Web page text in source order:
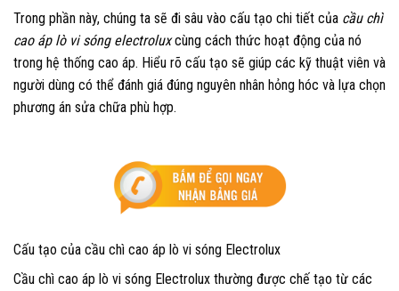
Trong phần này, chúng ta sẽ đi sâu vào cấu tạo chi tiết của cầu chì
cao áp lò vi sóng electroluxcùng cách thức hoạt động của nó
trong hệ thống cao áp. Hiểu rõ cấu tạo sẽ giúp các kỹ thuật viên và
người dùng có thể đánh giá đúng nguyên nhân hỏng hóc và lựa chọn
phương án sửa chữa phù hợp.
Cấu tạo của cầu chì cao áp lò vi sóng Electrolux
Cầu chì cao áp lò vi sóng Electrolux thường được chế tạo từ các